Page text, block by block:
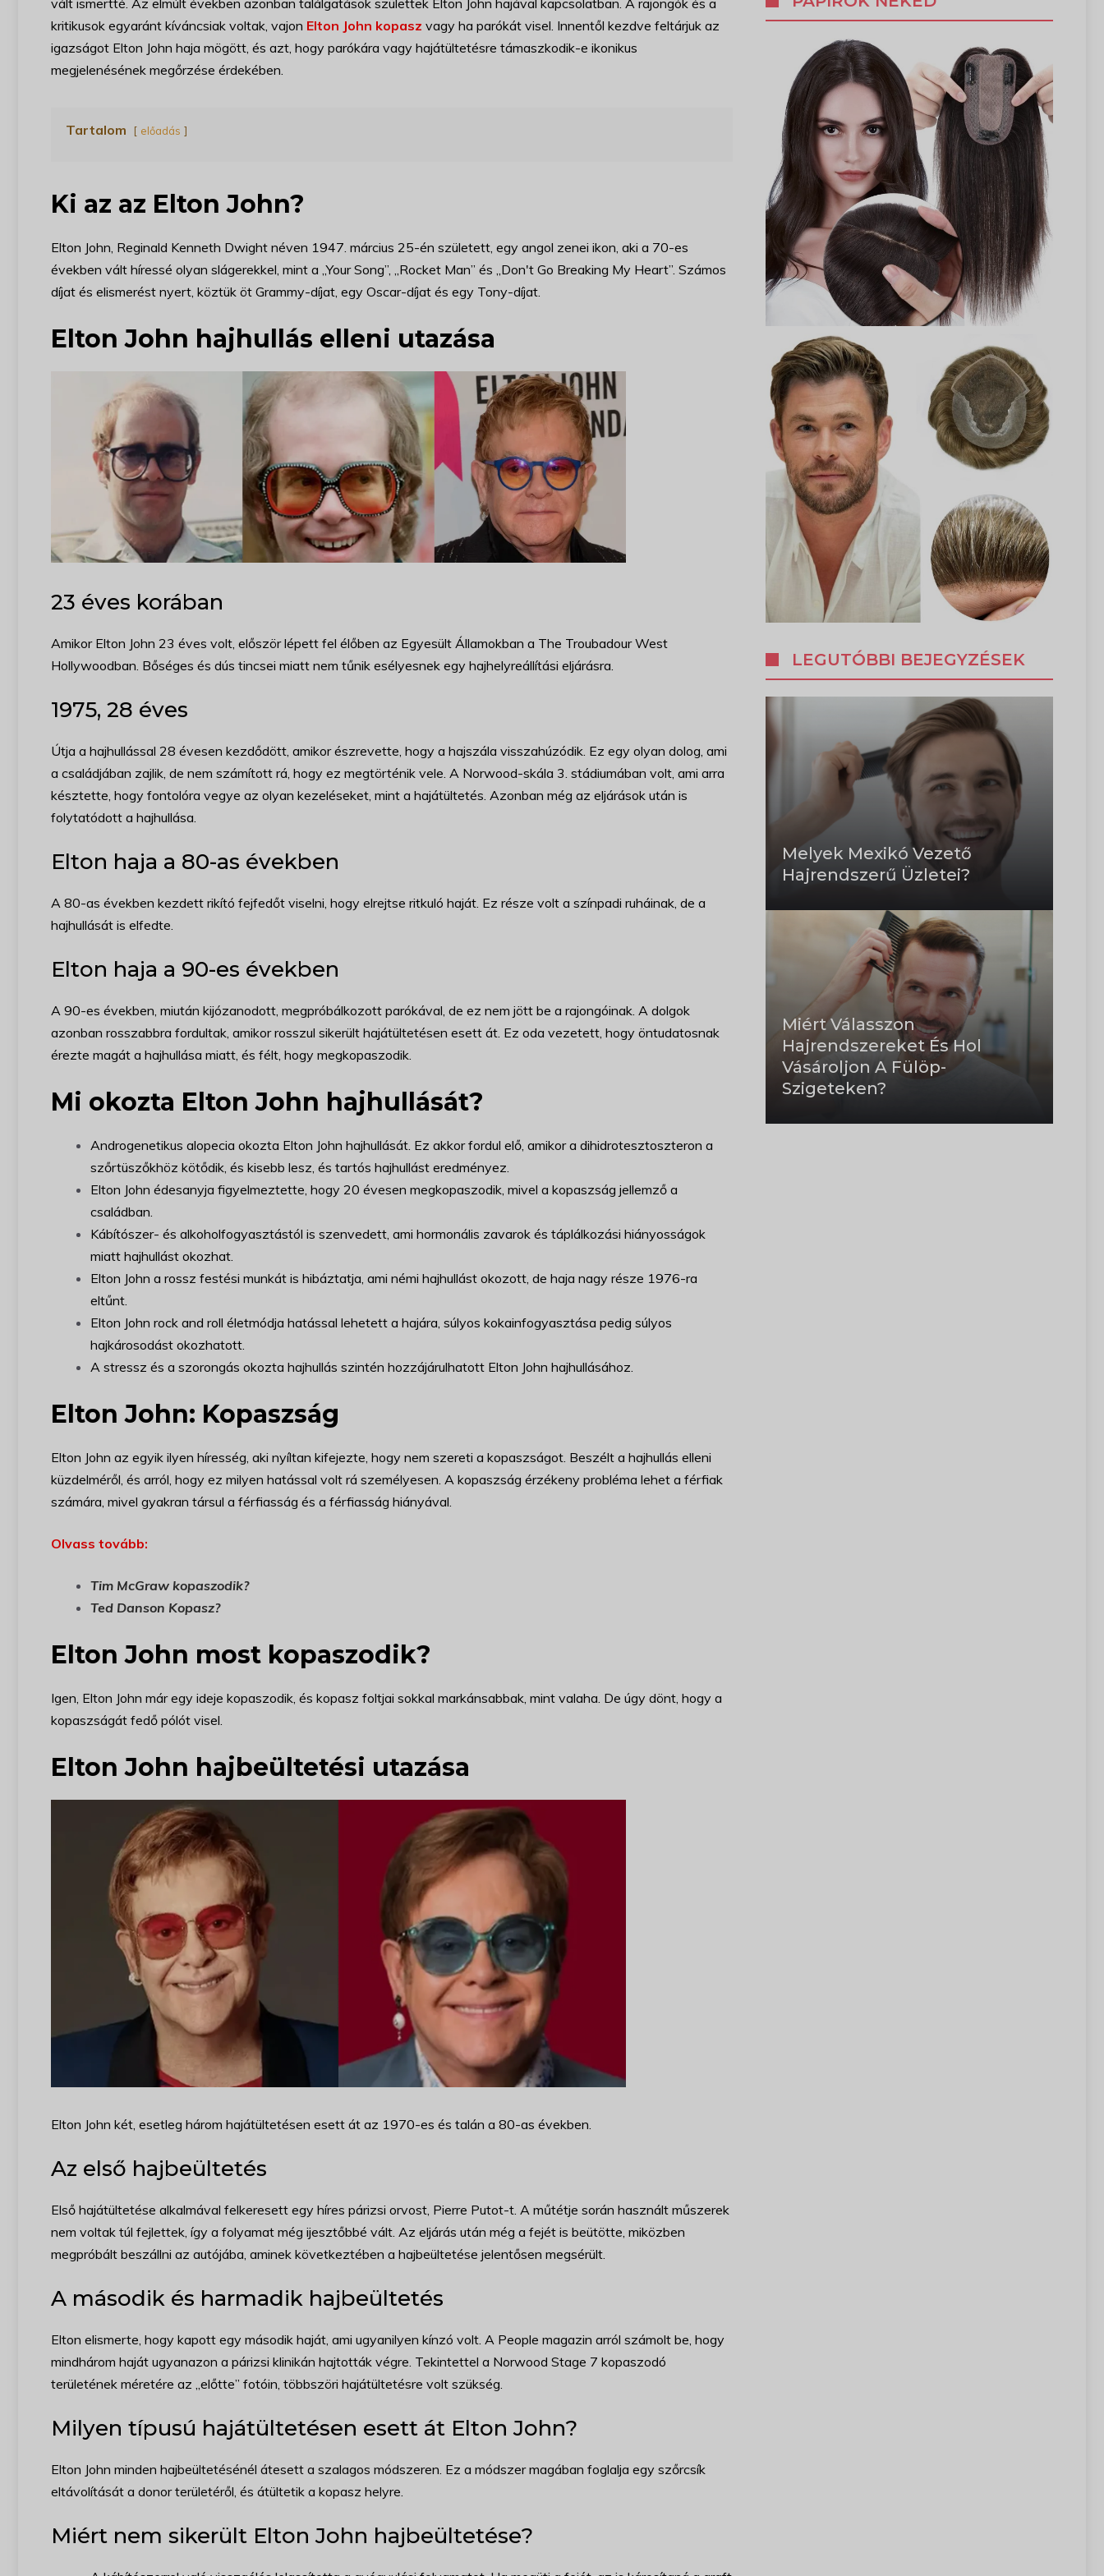
vált ismertté. Az elmúlt években azonban találgatások születtek Elton John hajával kapcsolatban. A rajongók és a
kritikusok egyaránt kíváncsiak voltak, vajon Elton John kopasz vagy ha parókát visel. Innentől kezdve feltárjuk az
igazságot Elton John haja mögött, és azt, hogy parókára vagy hajátültetésre támaszkodik-e ikonikus
megjelenésének megőrzése érdekében.
Tartalom előadás
Ki az az Elton John?
Elton John, Reginald Kenneth Dwight néven 1947. március 25-én született, egy angol zenei ikon, aki a 70-es
években vált híressé olyan slágerekkel, mint a „Your Song”, „Rocket Man” és „Don't Go Breaking My Heart”. Számos
díjat és elismerést nyert, köztük öt Grammy-díjat, egy Oscar-díjat és egy Tony-díjat.
Elton John hajhullás elleni utazása
23 éves korában
Amikor Elton John 23 éves volt, először lépett fel élőben az Egyesült Államokban a The Troubadour West
Hollywoodban. Bőséges és dús tincsei miatt nem tűnik esélyesnek egy hajhelyreállítási eljárásra.
1975, 28 éves
Útja a hajhullással 28 évesen kezdődött, amikor észrevette, hogy a hajszála visszahúzódik. Ez egy olyan dolog, ami
a családjában zajlik, de nem számított rá, hogy ez megtörténik vele. A Norwood-skála 3. stádiumában volt, ami arra
késztette, hogy fontolóra vegye az olyan kezeléseket, mint a hajátültetés. Azonban még az eljárások után is
folytatódott a hajhullása.
Elton haja a 80-as években
A 80-as években kezdett rikító fejfedőt viselni, hogy elrejtse ritkuló haját. Ez része volt a színpadi ruháinak, de a
hajhullását is elfedte.
Elton haja a 90-es években
A 90-es években, miután kijózanodott, megpróbálkozott parókával, de ez nem jött be a rajongóinak. A dolgok
azonban rosszabbra fordultak, amikor rosszul sikerült hajátültetésen esett át. Ez oda vezetett, hogy öntudatosnak
érezte magát a hajhullása miatt, és félt, hogy megkopaszodik.
Mi okozta Elton John hajhullását?
Androgenetikus alopecia okozta Elton John hajhullását. Ez akkor fordul elő, amikor a dihidrotesztoszteron a
szőrtüszőkhöz kötődik, és kisebb lesz, és tartós hajhullást eredményez.
Elton John édesanyja figyelmeztette, hogy 20 évesen megkopaszodik, mivel a kopaszság jellemző a
családban.
Kábítószer- és alkoholfogyasztástól is szenvedett, ami hormonális zavarok és táplálkozási hiányosságok
miatt hajhullást okozhat.
Elton John a rossz festési munkát is hibáztatja, ami némi hajhullást okozott, de haja nagy része 1976-ra
eltűnt.
Elton John rock and roll életmódja hatással lehetett a hajára, súlyos kokainfogyasztása pedig súlyos
hajkárosodást okozhatott.
A stressz és a szorongás okozta hajhullás szintén hozzájárulhatott Elton John hajhullásához.
Elton John: Kopaszság
Elton John az egyik ilyen híresség, aki nyíltan kifejezte, hogy nem szereti a kopaszságot. Beszélt a hajhullás elleni
küzdelméről, és arról, hogy ez milyen hatással volt rá személyesen. A kopaszság érzékeny probléma lehet a férfiak
számára, mivel gyakran társul a férfiasság és a férfiasság hiányával.
Olvass tovább:
Tim McGraw kopaszodik?
Ted Danson Kopasz?
Elton John most kopaszodik?
Igen, Elton John már egy ideje kopaszodik, és kopasz foltjai sokkal markánsabbak, mint valaha. De úgy dönt, hogy a
kopaszságát fedő pólót visel.
Elton John hajbeültetési utazása
Elton John két, esetleg három hajátültetésen esett át az 1970-es és talán a 80-as években.
Az első hajbeültetés
Első hajátültetése alkalmával felkeresett egy híres párizsi orvost, Pierre Putot-t. A műtétje során használt műszerek
nem voltak túl fejlettek, így a folyamat még ijesztőbbé vált. Az eljárás után még a fejét is beütötte, miközben
megpróbált beszállni az autójába, aminek következtében a hajbeültetése jelentősen megsérült.
A második és harmadik hajbeültetés
Elton elismerte, hogy kapott egy második haját, ami ugyanilyen kínzó volt. A People magazin arról számolt be, hogy
mindhárom haját ugyanazon a párizsi klinikán hajtották végre. Tekintettel a Norwood Stage 7 kopaszodó
területének méretére az „előtte” fotóin, többszöri hajátültetésre volt szükség.
Milyen típusú hajátültetésen esett át Elton John?
Elton John minden hajbeültetésénél átesett a szalagos módszeren. Ez a módszer magában foglalja egy szőrcsík
eltávolítását a donor területéről, és átültetik a kopasz helyre.
Miért nem sikerült Elton John hajbeültetése?
LEGUTÓBBI BEJEGYZÉSEK
Melyek Mexikó Vezető
Hajrendszerű Üzletei?
Miért Válasszon
Hajrendszereket És Hol
Vásároljon A Fülöp-
Szigeteken?